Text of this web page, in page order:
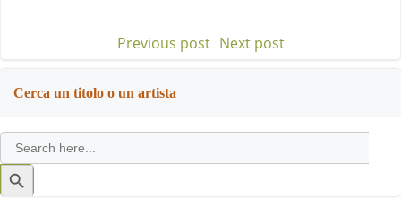
Post
navigation
Previous post Post
Next post
Cerca un titolo o un artista
Search
for:
Search
Button